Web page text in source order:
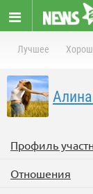
Лучшее
Профиль
Отношения